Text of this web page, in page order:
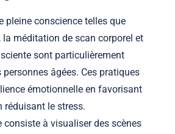
pleine conscience telles que
la méditation de scan corporel et
sont particulièrement
âgées. Ces pratiques
émotionnelle en favorisant
réduisant le stress.
consiste à visualiser des scènes